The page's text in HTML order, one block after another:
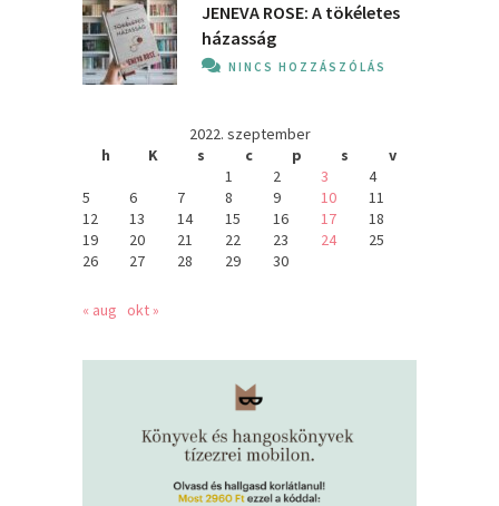
JENEVA ROSE: A ​tökéletes
házasság
NINCS HOZZÁSZÓLÁS
2022. szeptember
h
K s c p s
v
1
2 3
4
5
6 7 8 9 10
11
12
13 14 15 16 17
18
19
20 21 22 23 24
25
26
27 28 29 30
« aug okt »